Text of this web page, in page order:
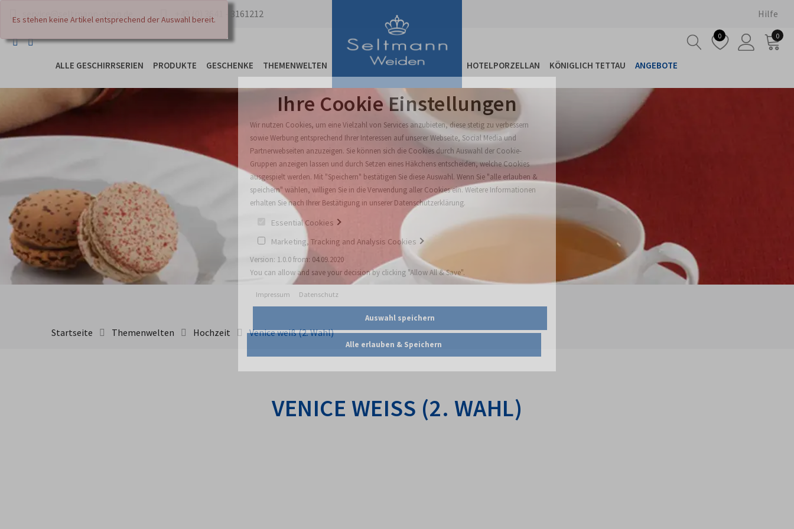
service@seltmann-shop.de +49 (0) 3641 - 3161212 Hilfe
ALLE GESCHIRRSERIEN PRODUKTE GESCHENKE THEMENWELTEN HOTELPORZELLAN KÖNIGLICH TETTAU ANGEBOTE
0 0
Startseite Themenwelten Hochzeit Venice weiß (2. Wahl)
VENICE WEISS (2. WAHL)